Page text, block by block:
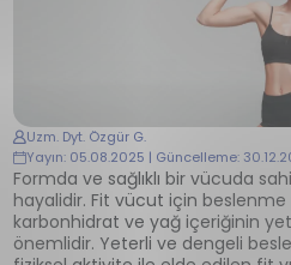
Uzm. Dyt. Özgür G.
Yayın: 05.08.2025 | Güncelleme:
Formda ve sağlıklı bir vücuda
hayalidir. Fit vücut için beslenme
karbonhidrat ve yağ içeriğinin
önemlidir. Yeterli ve dengeli